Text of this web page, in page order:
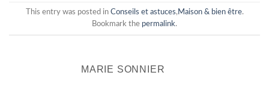
This entry was posted in Conseils et astuces, Maison & bien être.
Bookmark the permalink.
MARIE SONNIER